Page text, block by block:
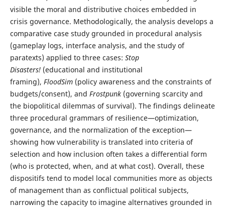
visible the moral and distributive choices embedded in
crisis governance. Methodologically, the analysis develops a
comparative case study grounded in procedural analysis
(gameplay logs, interface analysis, and the study of
paratexts) applied to three cases: Stop
Disasters!(educational and institutional
framing), FloodSim(policy awareness and the constraints of
budgets/consent), and Frostpunk(governing scarcity and
the biopolitical dilemmas of survival). The findings delineate
three procedural grammars of resilience—optimization,
governance, and the normalization of the exception—
showing how vulnerability is translated into criteria of
selection and how inclusion often takes a differential form
(who is protected, when, and at what cost). Overall, these
dispositifs tend to model local communities more as objects
of management than as conflictual political subjects,
narrowing the capacity to imagine alternatives grounded in